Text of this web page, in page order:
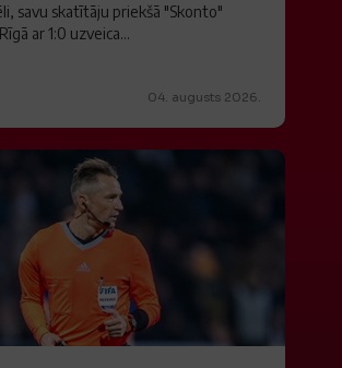
savu skatītāju priekšā "Skonto"
ar 1:0 uzveica...
04. augusts 2026.